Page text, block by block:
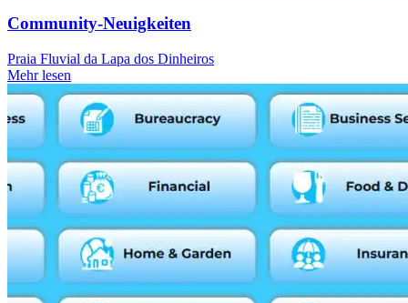
Community-Neuigkeiten
Praia Fluvial da Lapa dos Dinheiros
Mehr lesen